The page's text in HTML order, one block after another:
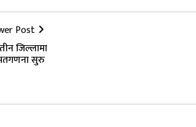
Post
जिल्लामा
सुरु